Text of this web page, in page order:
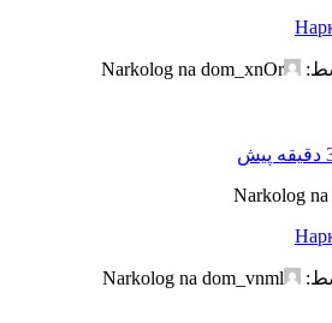
Narkolog na dom_xnOr
Narkolog
Narkolog na dom_vnml